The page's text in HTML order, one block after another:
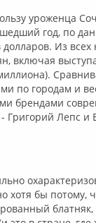
уроженца
год, по
Из
включая
по городам и
брендами
Лепс и
бы потому,